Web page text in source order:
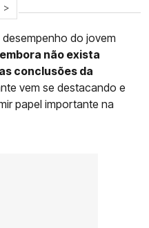
>
do jovem
embora não exista
conclusões da
vem se destacando e
papel importante na